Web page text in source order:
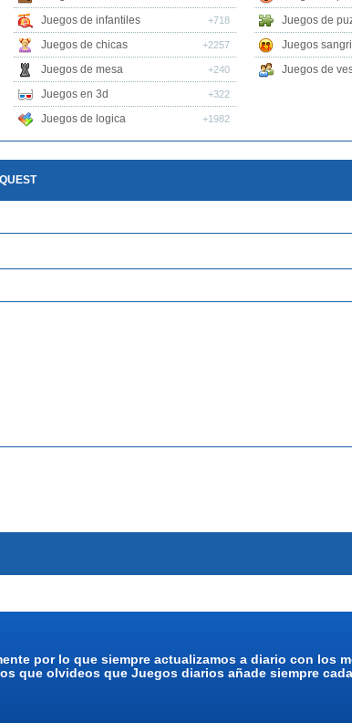
Juegos de infantiles +718
Juegos de chicas +2257
Juegos de mesa +240
Juegos en 3d +322
Juegos de logica +1982
Juegos de
Juegos
Juegos de
por lo que siempre actualizamos a diario con los
que olvideos que Juegos diarios añade siempre